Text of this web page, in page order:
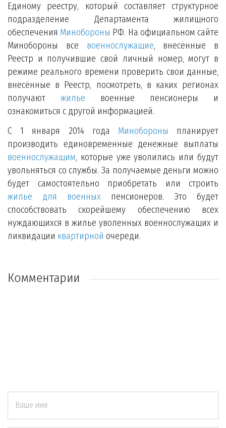
Единому реестру, который составляет структурное
подразделение Департамента жилищного
обеспечения Минобороны РФ. На официальном сайте
Минобороны все военнослужащие, внесённые в
Реестр и получившие свой личный номер, могут в
режиме реального времени проверить свои данные,
внесённые в Реестр, посмотреть, в каких регионах
получают жилье военные пенсионеры и
ознакомиться с другой информацией.
С 1 января 2014 года Минобороны планирует
производить единовременные денежные выплаты
военнослужащим, которые уже уволились или будут
увольняться со службы. За получаемые деньги можно
будет самостоятельно приобретать или строить
жильё для военных пенсионеров. Это будет
способствовать скорейшему обеспечению всех
нуждающихся в жилье уволенных военнослужащих и
ликвидации квартирной очереди.
Комментарии
Ваше имя